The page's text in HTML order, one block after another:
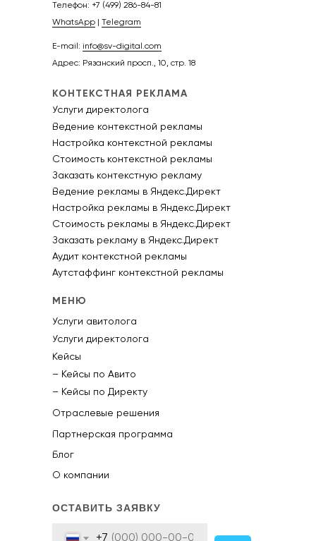
+7
ОСТАВИТЬ ЗАЯВКУ
Телефон: +7 (499) 286-84-81
WhatsApp
Telegram
E-mail: info@sv-digital.com
Адрес: Рязанский просп., 10, стр. 18
Аутстаффинг контекстной рекламы
МЕНЮ
Кейсы
Отраслевые решения
Блог
Партнерская программа
О компании
Услуги авитолога
Услуги директолога
– Кейсы по Авито
– Кейсы по Директу
КОНТЕКСТНАЯ РЕКЛАМА
Настройка контекстной рекламы
Ведение рекламы в Яндекс.Директ
Стоимость рекламы в Яндекс.Директ
Настройка рекламы в Яндекс.Директ
Заказать рекламу в Яндекс.Директ
Аудит контекстной рекламы
Услуги директолога
Ведение контекстной рекламы
Стоимость контекстной рекламы
Заказать контекстную рекламу